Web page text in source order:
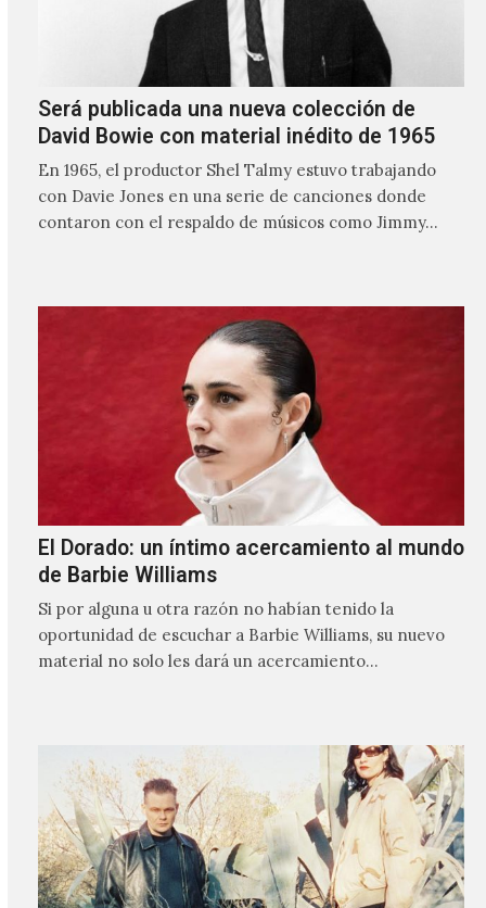
Será publicada una nueva colección de
David Bowie con material inédito de 1965
En 1965, el productor Shel Talmy estuvo trabajando
con Davie Jones en una serie de canciones donde
contaron con el respaldo de músicos como Jimmy…
El Dorado: un íntimo acercamiento al mundo
de Barbie Williams
Si por alguna u otra razón no habían tenido la
oportunidad de escuchar a Barbie Williams, su nuevo
material no solo les dará un acercamiento…